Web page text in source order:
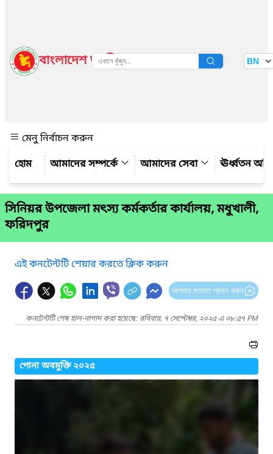
বাংলাদেশ জাতীয় তথ্য বাতায়ন BN
মেনু নির্বাচন করুন
আমাদের সম্পর্কে
আমাদের সেবা ঊর্ধ্বতন
সিনিয়র উপজেলা মৎস্য কর্মকর্তার কার্যালয়, মধুখালী,
ফরিদপুর
এই কনটেন্টটি শেয়ার করতে ক্লিক করুন
আপনার মতামত প্রদান করুন
কনটেন্টটি শেষ হাল-নাগাদ করা হয়েছে: রবিবার, ৭ সেপ্টেম্বর, ২০২৫ এ ০৮:৫৭ PM
পোনা অবমুক্তি ২০২৫